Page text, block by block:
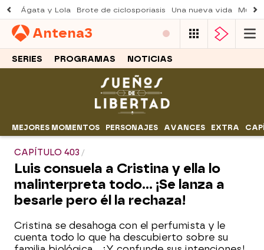
Ágata y Lola Brote de ciclosporiasis Una nueva vida
Antena3
SERIES PROGRAMAS NOTICIAS
MEJORES MOMENTOS PERSONAJES AVANCES EXTRA
CAPÍTULO 403
Luis consuela a Cristina y ella lo
malinterpreta todo... ¡Se lanza a
besarle pero él la rechaza!
Cristina se desahoga con el perfumista y le
cuenta todo lo que ha descubierto sobre su